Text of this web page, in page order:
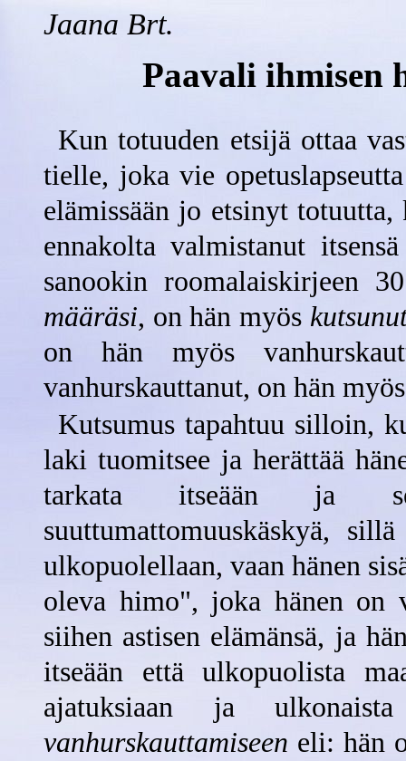
Jaana Brt.
Paavali ihmisen
Kun totuuden etsijä ottaa
tielle, joka vie
elämissään jo etsinyt
ennakolta valmistanut
sanookin roomalaiskirjeen
määräsi, on hän myös
on hän myös
vanhurskauttanut, on hän
Kutsumus tapahtuu silloin,
laki tuomitsee ja herättää
tarkata itseään ja
suuttumattomuuskäskyä,
ulkopuolellaan, vaan hänen
oleva himo", joka hänen on
siihen astisen elämänsä, ja
itseään että ulkopuolista
ajatuksiaan ja
vanhurskauttamiseen eli: hän